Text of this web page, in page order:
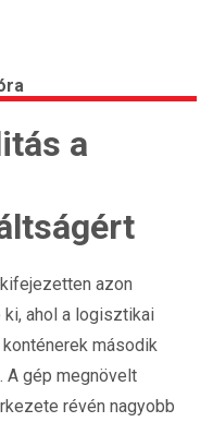
a
azon
ahol a logisztikai
második
A gép megnövelt
révén nagyobb